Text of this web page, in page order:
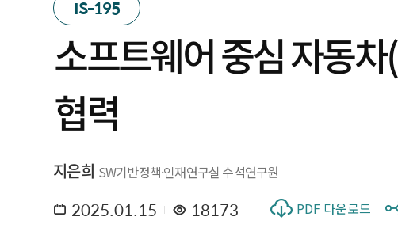
IS-195
소프트웨어 중심 자동
협력
지은희 SW기반정책·인재연구실 수석연구원
2025.01.15 18173 PDF 다운로드